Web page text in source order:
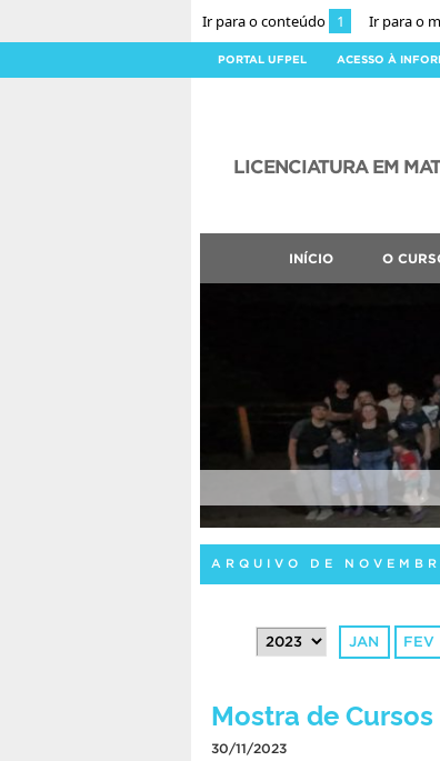
Ir para o conteúdo 1 Ir para o
PORTAL UFPEL ACESSO À
LICENCIATURA EM
INÍCIO O
ARQUIVO DE
JAN FEV
Mostra de
30/11/2023